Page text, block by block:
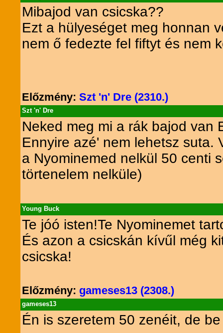
Mibajod van csicska??
Ezt a hülyeséget meg honnan
nem ő fedezte fel fiftyt és nem
Előzmény: Szt 'n' Dre (2310.)
Szt 'n' Dre
Neked meg mi a rák bajod van
Ennyire azé' nem lehetsz suta.
a Nyominemed nelkül 50 centi
törtenelem nelküle)
Young Buck
Te jóó isten!Te Nyominemet
És azon a csicskán kívűl még
csicska!
Előzmény: gameses13 (2308.)
gameses13
Én is szeretem 50 zenéit, de